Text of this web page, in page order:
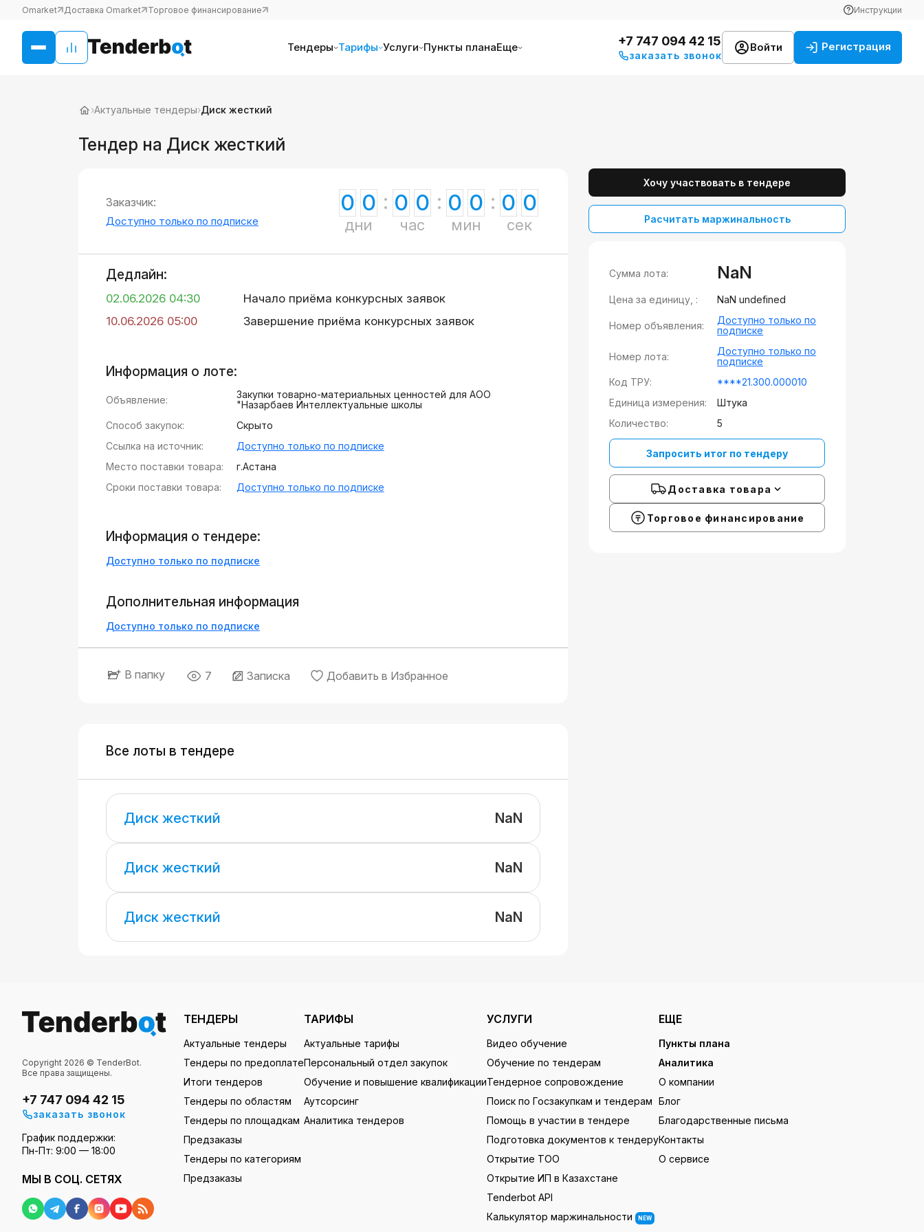
Omarket Доставка Omarket Торговое финансирование Инструкции
Тендеры Тарифы Услуги Пункты планаЕще +7 747 094 42 15
заказать звонок
Войти Регистрация
›Актуальные тендеры›Диск жесткий
Тендер на Диск жесткий
Заказчик:
Доступно только по подписке
0 0
дни
0 0
час
0 0
мин
0 0
сек
Дедлайн:
02.06.2026 04:30
Начало приёма конкурсных заявок
10.06.2026 05:00
Завершение приёма конкурсных заявок
Информация о лоте:
Объявление:
Закупки товарно-материальных ценностей для АОО
"Назарбаев Интеллектуальные школы
Способ закупок:
Скрыто
Ссылка на источник:
Доступно только по подписке
Место поставки товара:
г.Астана
Сроки поставки товара:
Доступно только по подписке
Информация о тендере:
Доступно только по подписке
Дополнительная информация
Доступно только по подписке
В папку 7 Записка Добавить в Избранное
Все лоты в тендере
Диск жесткий NaN
Диск жесткий NaN
Диск жесткий NaN
Хочу участвовать в тендере
Расчитать маржинальность
Сумма лота: NaN
Цена за единицу, : NaN undefined
Номер объявления:
Доступно только по
подписке
Номер лота:
Доступно только по
подписке
Код ТРУ:
****21.300.000010
Единица измерения:
Штука
Количество:
5
Запросить итог по тендеру
Доставка товара
Торговое финансирование
Copyright 2026 © TenderBot.
Все права защищены.
+7 747 094 42 15
заказать звонок
График поддержки:
Пн-Пт: 9:00 — 18:00
МЫ В СОЦ. СЕТЯХ
ТЕНДЕРЫ
Актуальные тендеры
Тендеры по предоплате
Итоги тендеров
Тендеры по областям
Тендеры по площадкам
Предзаказы
Тендеры по категориям
Предзаказы
ТАРИФЫ
Актуальные тарифы
Персональный отдел закупок
Обучение и повышение квалификации
Аутсорсинг
Аналитика тендеров
УСЛУГИ
Видео обучение
Обучение по тендерам
Тендерное сопровождение
Поиск по Госзакупкам и тендерам
Помощь в участии в тендере
Подготовка документов к тендеру
Открытие ТОО
Открытие ИП в Казахстане
Tenderbot API
Калькулятор маржинальности
NEW
ЕЩЕ
Пункты плана
Аналитика
О компании
Блог
Благодарственные письма
Контакты
О сервисе